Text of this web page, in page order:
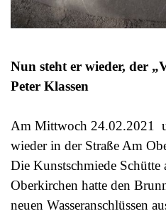
Nun steht er wieder, der
Peter Klassen
Am Mittwoch 24.02.2021
wieder in der Straße Am
Die Kunstschmiede Schütte
Oberkirchen hatte den
neuen Wasseranschlüssen